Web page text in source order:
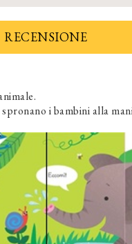
RECENSIONE
i bambini alla